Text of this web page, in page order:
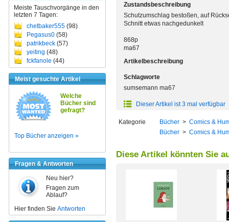
Meiste Tauschvorgänge in den
letzten 7 Tagen:
chetbaker555 (98)
Pegasus0 (58)
patrikbeck (57)
yeiting (48)
fckfanole (44)
Meist gesuchte Artikel
Welche
Bücher sind
gefragt?
Top Bücher anzeigen »
Fragen & Antworten
Neu hier?
Fragen zum
Ablauf?
Hier finden Sie Antworten
Zustandsbeschreibung
Schutzumschlag bestoßen, auf
Schnitt etwas nachgedunkelt
868p
ma67
Artikelbeschreibung
Schlagworte
sumsemann ma67
Dieser Artikel ist 3 mal verfügbar
Kategorie Bücher > Comics &
Bücher > Comics &
Diese Artikel könnten Sie